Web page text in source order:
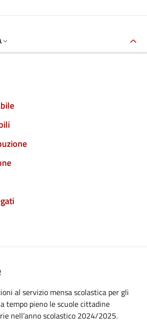
al servizio mensa scolastica per gli
tempo pieno le scuole cittadine
nell’anno scolastico 2024/2025.